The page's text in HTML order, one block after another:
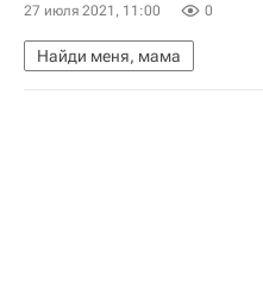
27 июля 2021, 11:00 0
Найди меня, мама